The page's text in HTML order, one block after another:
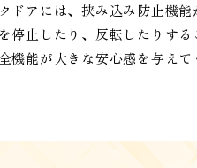
ドアには、挟み込み防止機
止したり、反転したりす
能が大きな安心感を与えて